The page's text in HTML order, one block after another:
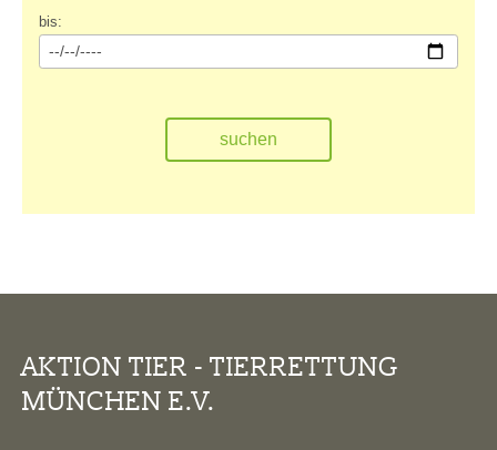
bis:
AKTION TIER - TIERRETTUNG
MÜNCHEN E.V.